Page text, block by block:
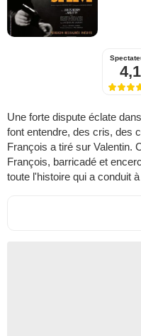
4,1
Une forte dispute éclate
font entendre, des cris, des
François a tiré sur Valentin.
François, barricadé et
toute l'histoire qui a conduit